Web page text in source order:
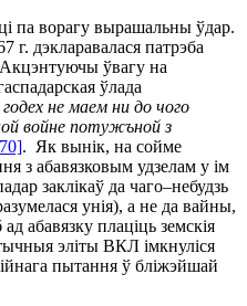
па ворагу вырашальны ўдар.
г. дэкларавалася па­трэба
Акцэнтуючы ўвагу на
ўлада
не маем ни до чого
войне потужъной з
. Як вынік, на сойме
з абавязковым удзелам у ім
заклікаў да чаго–небудзь
унія), а не да вайны,
абавязку плаціць земскія
эліты ВКЛ імкнуліся
пытання ў бліжэйшай